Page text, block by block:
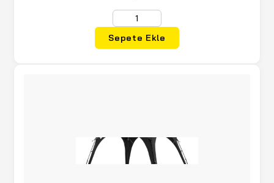
Sepete Ekle